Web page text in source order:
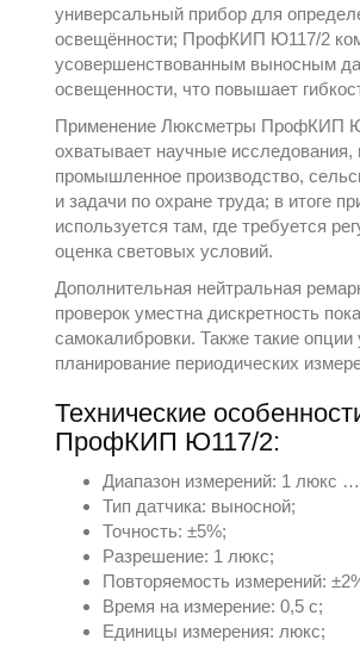
универсальный прибор для
освещённости; ПрофКИП Ю117/2
усовершенствованным выносным
освещенности, что повышает
Применение Люксметры ПрофКИП
охватывает научные исследования,
промышленное производство,
и задачи по охране труда; в итоге
используется там, где требуется
оценка световых условий.
Дополнительная нейтральная
проверок уместна дискретность
самокалибровки. Также такие
планирование периодических
Технические
ПрофКИП Ю117/2:
Диапазон измерений: 1 люкс
Тип датчика: выносной;
Точность: ±5%;
Разрешение: 1 люкс;
Повторяемость измерений:
Время на измерение: 0,5 с;
Единицы измерения: люкс;